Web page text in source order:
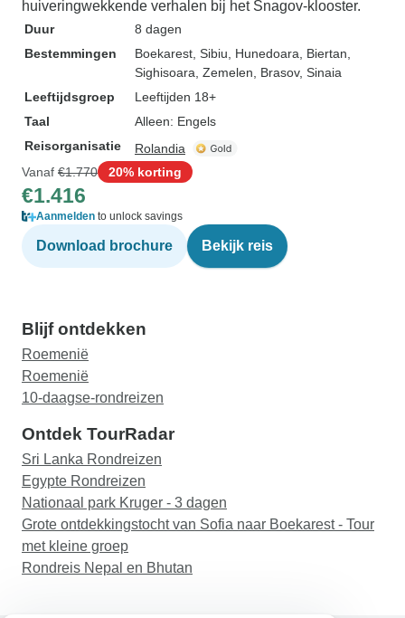
huiveringwekkende verhalen bij het Snagov-klooster.
Duur
8 dagen
Bestemmingen
Boekarest , Sibiu , Hunedoara , Biertan
Sighisoara , Zemelen , Brasov, Sinaia
Leeftijdsgroep
Leeftijden 18+
Taal
Alleen: Engels
Reisorganisatie
Rolandia
Vanaf €1.770 20% korting
€1.416
Aanmelden to unlock savings
Download brochure Bekijk reis
Blijf ontdekken
Roemenië
Roemenië
10-daagse-rondreizen
Ontdek TourRadar
Sri Lanka Rondreizen
Egypte Rondreizen
Nationaal park Kruger - 3 dagen
Grote ontdekkingstocht van Sofia naar Boekarest - Tour
met kleine groep
Rondreis Nepal en Bhutan